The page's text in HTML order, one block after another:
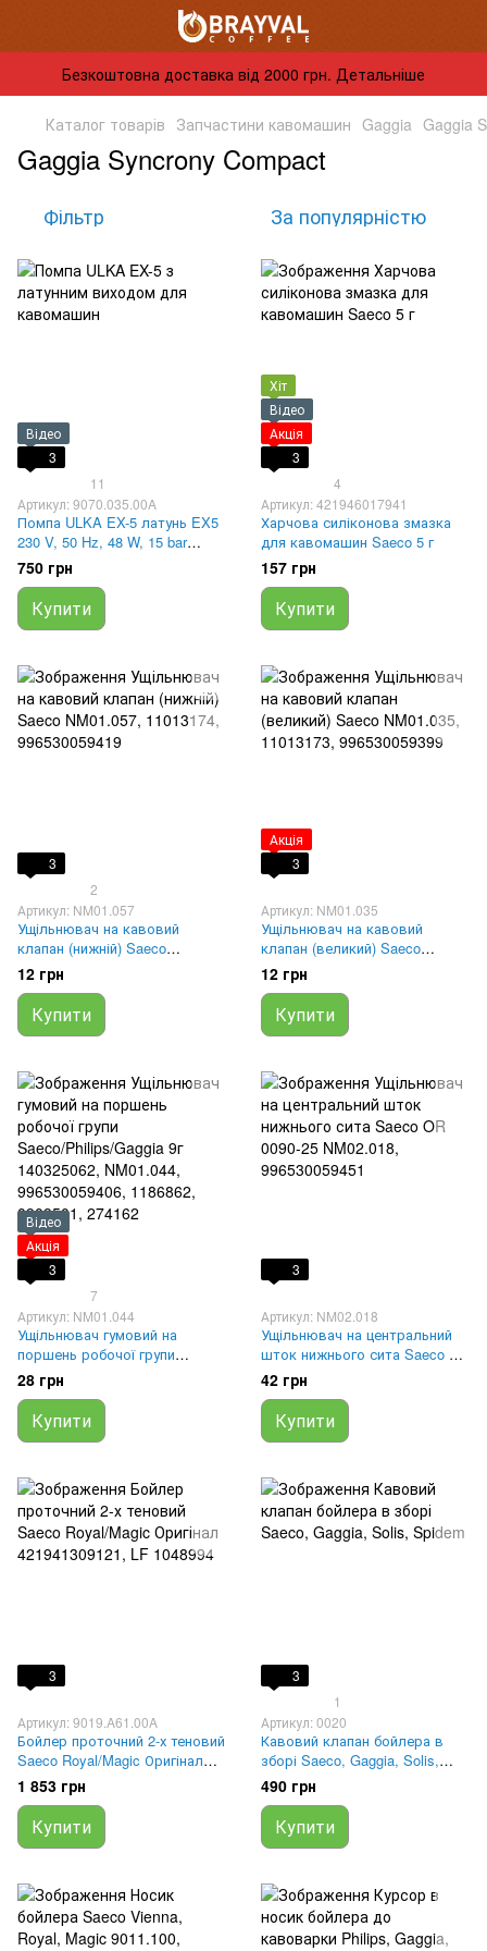
Безкоштовна доставка від 2000 грн. Детальніше
Каталог товарів Запчастини кавомашин Gaggia Gaggia
Gaggia Syncrony Compact
Фільтр За популярністю
Відео
3
11
Артикул: 9070.035.00A
Помпа ULKA EX-5 латунь EX5
230 V, 50 Hz, 48 W, 15 bar
9070.035.00A, 421941305991,
1122735
750 грн
Купити
Хіт
Відео
Акція
3
4
Артикул: 421946017941
Харчова силіконова змазка
для кавомашин Saeco 5 г
157 грн
Купити
3
2
Артикул: NM01.057
Ущільнювач на кавовий
клапан (нижній) Saeco
NM01.057, 11013174,
996530059419
12 грн
Купити
Акція
3
Артикул: NM01.035
Ущільнювач на кавовий
клапан (великий) Saeco
NM01.035, 11013173,
996530059399
12 грн
Купити
Відео
Акція
3
7
Артикул: NM01.044
Ущільнювач гумовий на
поршень робочої групи
Saeco/Philips/Gaggia 9г
140325062, NM01.044,
996530059406, 1186862,
0909501, 274162
28 грн
Купити
3
Артикул: NM02.018
Ущільнювач на центральний
шток нижнього сита Saeco OR
0090-25 NM02.018,
996530059451
42 грн
Купити
3
Артикул: 9019.A61.00A
Бойлер проточний 2-х теновий
Saeco Royal/Magic Оригінал
421941309121, LF 1048994
1 853 грн
Купити
3
1
Артикул: 0020
Кавовий клапан бойлера в
зборі Saeco, Gaggia, Solis,
Spidem
490 грн
Купити